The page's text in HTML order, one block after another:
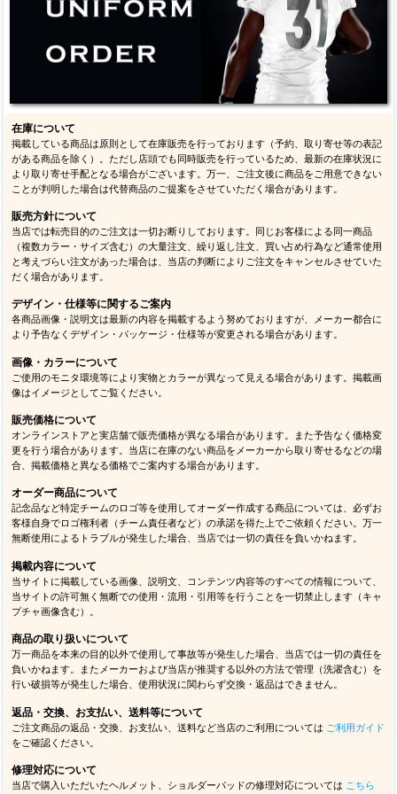
在庫について
掲載している商品は原則として在庫販売を行っております（予約、取り寄せ等の表記
がある商品を除く）。ただし店頭でも同時販売を行っているため、最新の在庫状況に
より取り寄せ手配となる場合がございます。万一、ご注文後に商品をご用意できない
ことが判明した場合は代替商品のご提案をさせていただく場合があります。
販売方針について
当店では転売目的のご注文は一切お断りしております。同じお客様による同一商品
（複数カラー・サイズ含む）の大量注文、繰り返し注文、買い占め行為など通常使用
と考えづらい注文があった場合は、当店の判断によりご注文をキャンセルさせていた
だく場合があります。
デザイン・仕様等に関するご案内
各商品画像・説明文は最新の内容を掲載するよう努めておりますが、メーカー都合に
より予告なくデザイン・パッケージ・仕様等が変更される場合があります。
画像・カラーについて
ご使用のモニタ環境等により実物とカラーが異なって見える場合があります。掲載画
像はイメージとしてご覧ください。
販売価格について
オンラインストアと実店舗で販売価格が異なる場合があります。また予告なく価格変
更を行う場合があります。当店に在庫のない商品をメーカーから取り寄せるなどの場
合、掲載価格と異なる価格でご案内する場合があります。
オーダー商品について
記念品など特定チームのロゴ等を使用してオーダー作成する商品については、必ずお
客様自身でロゴ権利者（チーム責任者など）の承諾を得た上でご依頼ください。万一
無断使用によるトラブルが発生した場合、当店では一切の責任を負いかねます。
掲載内容について
当サイトに掲載している画像、説明文、コンテンツ内容等のすべての情報について、
当サイトの許可無く無断での使用・流用・引用等を行うことを一切禁止します（キャ
プチャ画像含む）。
商品の取り扱いについて
万一商品を本来の目的以外で使用して事故等が発生した場合、当店では一切の責任を
負いかねます。またメーカーおよび当店が推奨する以外の方法で管理（洗濯含む）を
行い破損等が発生した場合、使用状況に関わらず交換・返品はできません。
返品・交換、お支払い、送料等について
ご注文商品の返品・交換、お支払い、送料など当店のご利用については ご利用ガイド
をご確認ください。
修理対応について
当店で購入いただいたヘルメット、ショルダーパッドの修理対応については こちら